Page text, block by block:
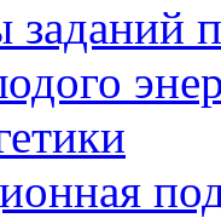
заданий